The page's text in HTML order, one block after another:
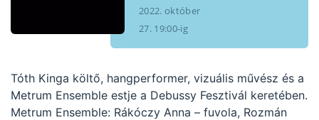
2022. október
27. 19:00-ig
Tóth Kinga költő, hangperformer, vizuális művész és a
Metrum Ensemble estje a Debussy Fesztivál keretében.
Metrum Ensemble: Rákóczy Anna – fuvola, Rozmán